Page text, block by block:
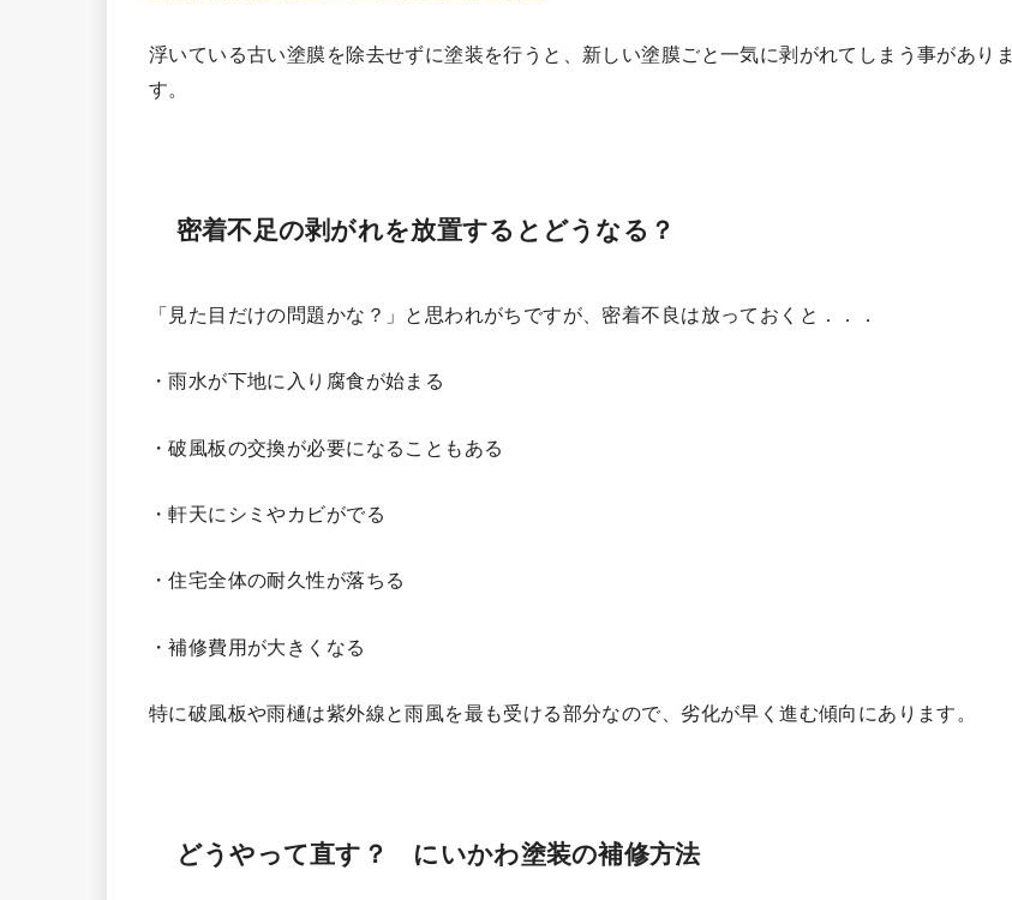
浮いている古い塗膜を除去せずに塗装を行うと、新しい塗膜ごと一気に剥がれてしまう事がありま
す。
密着不足の剥がれを放置するとどうなる？
「見た目だけの問題かな？」と思われがちですが、密着不良は放っておくと．．．
・雨水が下地に入り腐食が始まる
・破風板の交換が必要になることもある
・軒天にシミやカビがでる
・住宅全体の耐久性が落ちる
・補修費用が大きくなる
特に破風板や雨樋は紫外線と雨風を最も受ける部分なので、劣化が早く進む傾向にあります。
どうやって直す？ にいかわ塗装の補修方法